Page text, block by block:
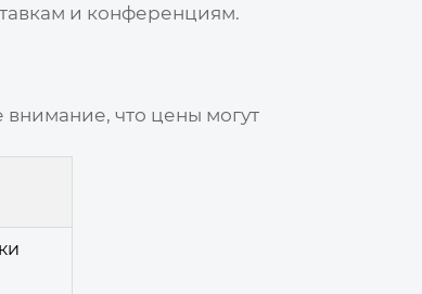
и конференциям.
что цены могут